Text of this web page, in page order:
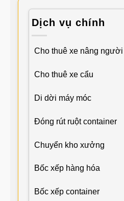
Dịch vụ chính
Cho thuê xe nâng người
Cho thuê xe cẩu
Di dời máy móc
Đóng rút ruột container
Chuyển kho xưởng
Bốc xếp hàng hóa
Bốc xếp container